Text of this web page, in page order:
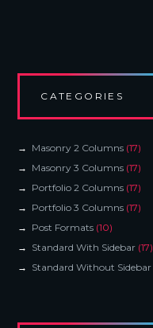
CATEGORIES
Masonry 2 Columns (17)
Masonry 3 Columns (17)
Portfolio 2 Columns (17)
Portfolio 3 Columns (17)
Post Formats (10)
Standard With Sidebar (17)
Standard Without Sidebar